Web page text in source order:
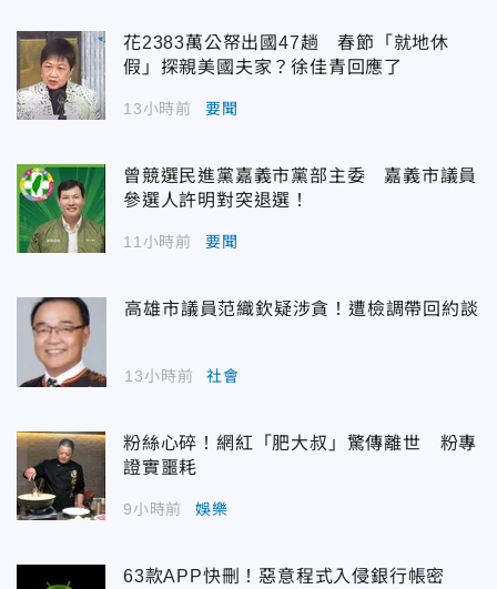
花2383萬公帑出國47趟 春節「就地休
假」探親美國夫家？徐佳青回應了
13小時前 要聞
曾競選民進黨嘉義市黨部主委 嘉義市議員
參選人許明對突退選！
11小時前 要聞
高雄市議員范織欽疑涉貪！遭檢調帶回約談
13小時前 社會
粉絲心碎！網紅「肥大叔」驚傳離世 粉專
證實噩耗
9小時前 娛樂
63款APP快刪！惡意程式入侵銀行帳密